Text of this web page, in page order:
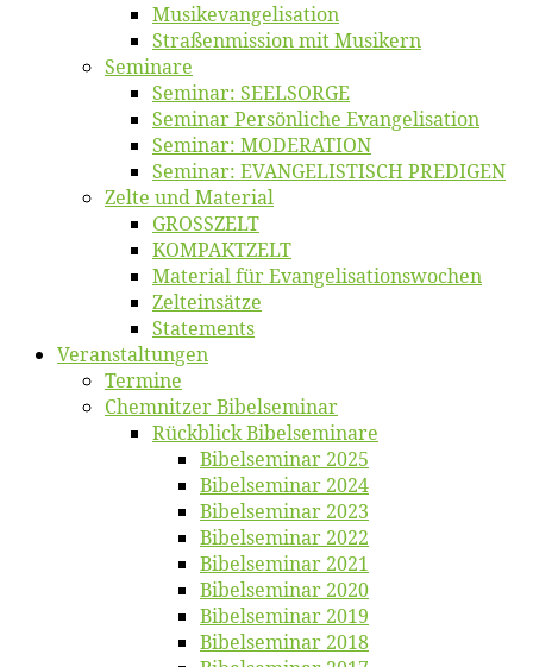
Musikevan­ge­li­sa­tion
Straßenmis­sion mit Musikern
Se­mi­na­re
Se­mi­nar: SEELSORGE
Se­mi­nar Per­sön­li­che Evangelisation
Se­mi­nar: MODERATION
Se­mi­nar: EVANGELISTISCH PREDIGEN
Zel­te und Material
GROSSZELT
KOMPAKTZELT
Ma­te­ri­al für Evangelisationswochen
Zelt­ein­sät­ze
State­ments
Ver­an­stal­tun­gen
Ter­mi­ne
Chemnit­zer Bibelseminar
Rück­blick Bibelseminare
Bi­bel­se­mi­nar 2025
Bi­bel­se­mi­nar 2024
Bi­bel­se­mi­nar 2023
Bi­bel­se­mi­nar 2022
Bi­bel­se­mi­nar 2021
Bi­bel­se­mi­nar 2020
Bi­bel­se­mi­nar 2019
Bi­bel­se­mi­nar 2018